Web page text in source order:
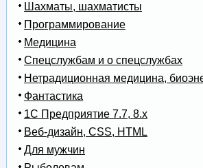
Шахматы, шахматисты
Программирование
Медицина
Спецслужбам и о спецслужбах
Нетрадиционная медицина,
Фантастика
1С Предприятие 7.7, 8.x
Веб-дизайн, CSS, HTML
Для мужчин